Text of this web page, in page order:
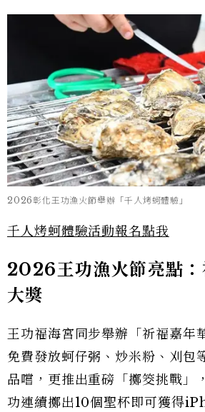
2026彰化王功漁火節舉辦「千人烤蚵體驗」
千人烤蚵體驗活動報名點我
2026王功漁火節亮點：
大獎
王功福海宮同步舉辦「祈福嘉年
免費發放蚵仔粥、炒米粉、刈包
品嚐，更推出重磅「擲筊挑戰」
功連續擲出10個聖杯即可獲得